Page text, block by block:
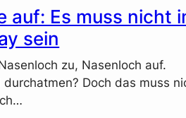
auf: Es muss nicht
sein
zu, Nasenloch auf.
Doch das muss